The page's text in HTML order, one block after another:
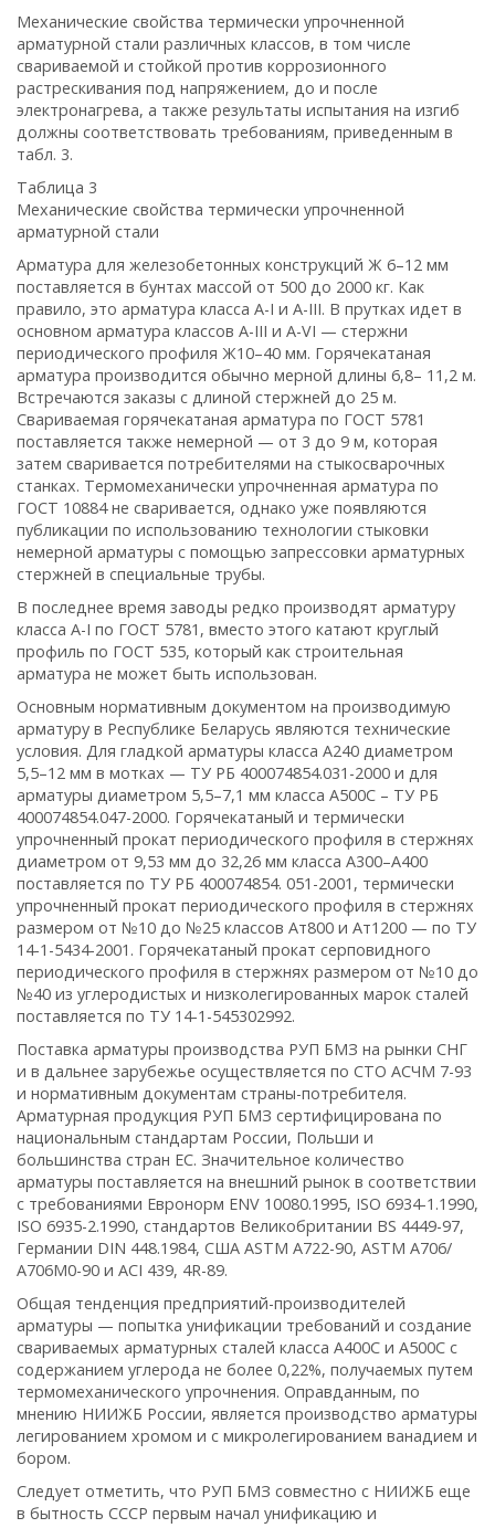
Механические свойства термически упрочненной
арматурной стали различных классов, в том числе
свариваемой и стойкой против коррозионного
растрескивания под напряжением, до и после
электронагрева, а также результаты испытания на изгиб
должны соответствовать требованиям, приведенным в
табл. 3.
Таблица 3
Механические свойства термически упрочненной
арматурной стали
Арматура для железобетонных конструкций Ж 6–12 мм
поставляется в бунтах массой от 500 до 2000 кг. Как
правило, это арматура класса А-I и А-III. В прутках идет в
основном арматура классов А-III и А-VI — стержни
периодического профиля Ж10–40 мм. Горячекатаная
арматура производится обычно мерной длины 6,8– 11,2 м.
Встречаются заказы с длиной стержней до 25 м.
Свариваемая горячекатаная арматура по ГОСТ 5781
поставляется также немерной — от 3 до 9 м, которая
затем сваривается потребителями на стыкосварочных
станках. Термомеханически упрочненная арматура по
ГОСТ 10884 не сваривается, однако уже появляются
публикации по использованию технологии стыковки
немерной арматуры с помощью запрессовки арматурных
стержней в специальные трубы.
В последнее время заводы редко производят арматуру
класса A-I по ГОСТ 5781, вместо этого катают круглый
профиль по ГОСТ 535, который как строительная
арматура не может быть использован.
Основным нормативным документом на производимую
арматуру в Республике Беларусь являются технические
условия. Для гладкой арматуры класса А240 диаметром
5,5–12 мм в мотках — ТУ РБ 400074854.031-2000 и для
арматуры диаметром 5,5–7,1 мм класса А500С – ТУ РБ
400074854.047-2000. Горячекатаный и термически
упрочненный прокат периодического профиля в стержнях
диаметром от 9,53 мм до 32,26 мм класса А300–А400
поставляется по ТУ РБ 400074854. 051-2001, термически
упрочненный прокат периодического профиля в стержнях
размером от №10 до №25 классов Ат800 и Ат1200 — по ТУ
14-1-5434-2001. Горячекатаный прокат серповидного
периодического профиля в стержнях размером от №10 до
№40 из углеродистых и низколегированных марок сталей
поставляется по ТУ 14-1-545302992.
Поставка арматуры производства РУП БМЗ на рынки СНГ
и в дальнее зарубежье осуществляется по СТО АСЧМ 7-93
и нормативным документам страны-потребителя.
Арматурная продукция РУП БМЗ сертифицирована по
национальным стандартам России, Польши и
большинства стран ЕС. Значительное количество
арматуры поставляется на внешний рынок в соответствии
с требованиями Евронорм ENV 10080.1995, ISO 6934-1.1990,
ISO 6935-2.1990, стандартов Великобритании BS 4449-97,
Германии DIN 448.1984, США ASTM A722-90, ASTM A706/
A706M0-90 и ACI 439, 4R-89.
Общая тенденция предприятий-производителей
арматуры — попытка унификации требований и создание
свариваемых арматурных сталей класса А400С и А500С с
содержанием углерода не более 0,22%, получаемых путем
термомеханического упрочнения. Оправданным, по
мнению НИИЖБ России, является производство арматуры
легированием хромом и с микролегированием ванадием и
бором.
Следует отметить, что РУП БМЗ совместно с НИИЖБ еще
в бытность СССР первым начал унификацию и